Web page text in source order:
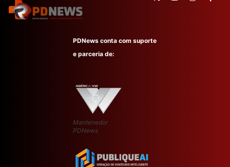
PDNews conta com suporte
e parceria de:
Mantenedor
PDNews